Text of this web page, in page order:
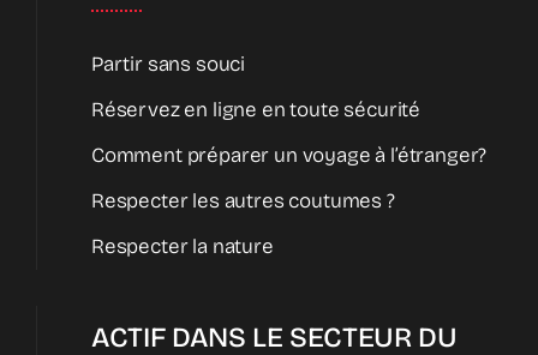
Partir sans souci
Réservez en ligne en toute sécurité
Comment préparer un voyage à l’étranger?
Respecter les autres coutumes ?
Respecter la nature
ACTIF DANS LE SECTEUR DU